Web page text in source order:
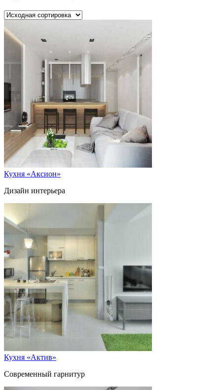
Кухня «Аксион»
Дизайн интерьера
Кухня «Актив»
Современный гарнитур